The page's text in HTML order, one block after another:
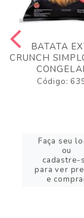
BATATA
CRUNCH
Código:
Faça seu
ou
cadastre-
para ver
e